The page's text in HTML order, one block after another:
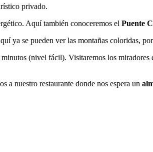
privado.
Aquí también conoceremos el Puente
ya se pueden ver las montañas coloridas,
(nivel fácil). Visitaremos los miradores
a nuestro restaurante donde nos espera un